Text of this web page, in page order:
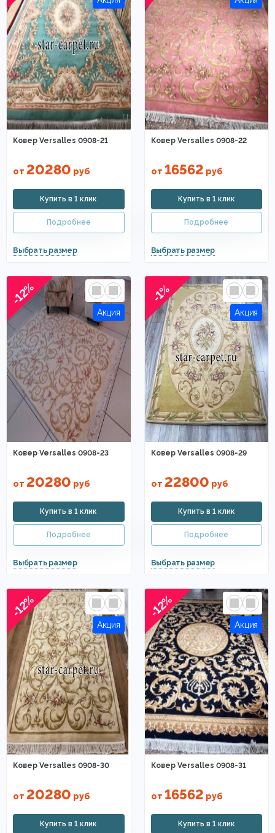
Ковер Versalles 0908-21
от 20280 руб
Ковер Versalles 0908-22
от 16562 руб
-12%
Ковер Versalles 0908-23
от 20280 руб
-1%
Ковер Versalles 0908-29
от 22800 руб
-12%
Ковер Versalles 0908-30
от 20280 руб
-12%
Ковер Versalles 0908-31
от 16562 руб